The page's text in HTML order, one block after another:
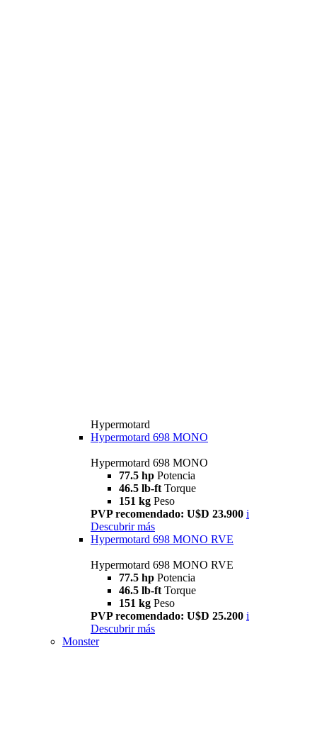
Hypermotard
Hypermotard 698 MONO
Hypermotard 698 MONO
77.5 hp Potencia
46.5 lb-ft Torque
151 kg Peso
PVP recomendado: U$D 23.900 i
Descubrir más
Hypermotard 698 MONO RVE
Hypermotard 698 MONO RVE
77.5 hp Potencia
46.5 lb-ft Torque
151 kg Peso
PVP recomendado: U$D 25.200 i
Descubrir más
Monster